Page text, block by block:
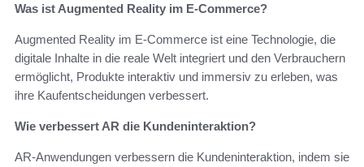
Was ist Augmented Reality im E-Commerce?
Augmented Reality im E-Commerce ist eine Technologie, die
digitale Inhalte in die reale Welt integriert und den Verbrauchern
ermöglicht, Produkte interaktiv und immersiv zu erleben, was
ihre Kaufentscheidungen verbessert.
Wie verbessert AR die Kundeninteraktion?
AR-Anwendungen verbessern die Kundeninteraktion, indem sie